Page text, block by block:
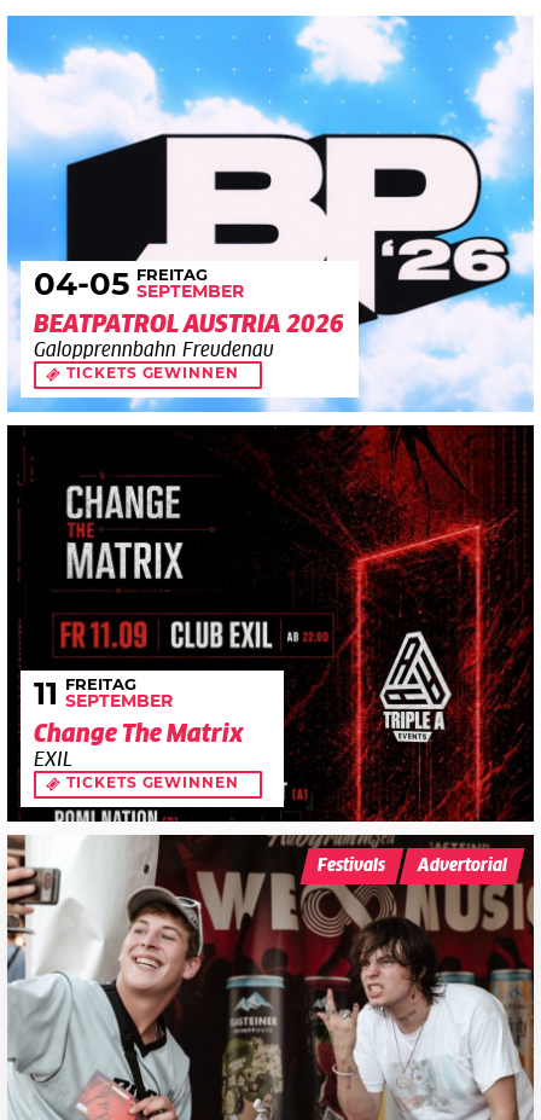
04-05 FREITAG
SEPTEMBER
BEATPATROL AUSTRIA 2026
Galopprennbahn Freudenau
TICKETS GEWINNEN
11 FREITAG
SEPTEMBER
Change The Matrix
EXIL
TICKETS GEWINNEN
Festivals Advertorial